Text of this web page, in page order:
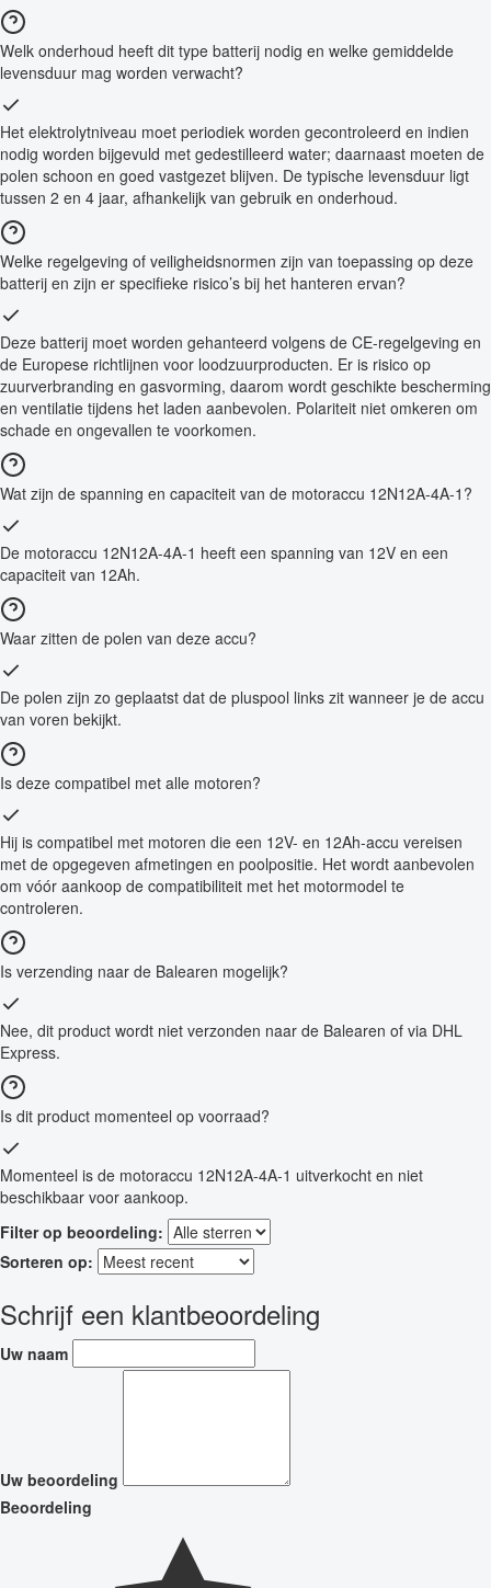
Welk onderhoud heeft dit type batterij nodig en welke gemiddelde
levensduur mag worden verwacht?
Het elektrolytniveau moet periodiek worden gecontroleerd en indien
nodig worden bijgevuld met gedestilleerd water; daarnaast moeten de
polen schoon en goed vastgezet blijven. De typische levensduur ligt
tussen 2 en 4 jaar, afhankelijk van gebruik en onderhoud.
Welke regelgeving of veiligheidsnormen zijn van toepassing op deze
batterij en zijn er specifieke risico’s bij het hanteren ervan?
Deze batterij moet worden gehanteerd volgens de CE-regelgeving en
de Europese richtlijnen voor loodzuurproducten. Er is risico op
zuurverbranding en gasvorming, daarom wordt geschikte bescherming
en ventilatie tijdens het laden aanbevolen. Polariteit niet omkeren om
schade en ongevallen te voorkomen.
Wat zijn de spanning en capaciteit van de motoraccu 12N12A-4A-1?
De motoraccu 12N12A-4A-1 heeft een spanning van 12V en een
capaciteit van 12Ah.
Waar zitten de polen van deze accu?
De polen zijn zo geplaatst dat de pluspool links zit wanneer je de accu
van voren bekijkt.
Is deze compatibel met alle motoren?
Hij is compatibel met motoren die een 12V- en 12Ah-accu vereisen
met de opgegeven afmetingen en poolpositie. Het wordt aanbevolen
om vóór aankoop de compatibiliteit met het motormodel te
controleren.
Is verzending naar de Balearen mogelijk?
Nee, dit product wordt niet verzonden naar de Balearen of via DHL
Express.
Is dit product momenteel op voorraad?
Momenteel is de motoraccu 12N12A-4A-1 uitverkocht en niet
beschikbaar voor aankoop.
Filter op beoordeling:
Sorteren op:
Schrijf een klantbeoordeling
Uw naam
Uw beoordeling
Beoordeling